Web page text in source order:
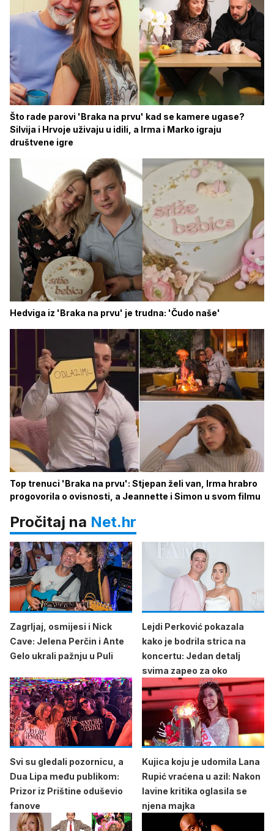
Što rade parovi 'Braka na prvu' kad se kamere ugase?
Silvija i Hrvoje uživaju u idili, a Irma i Marko igraju
društvene igre
Hedviga iz 'Braka na prvu' je trudna: 'Čudo naše'
Top trenuci 'Braka na prvu': Stjepan želi van, Irma hrabro
progovorila o ovisnosti, a Jeannette i Simon u svom filmu
Pročitaj na Net.hr
Zagrljaj, osmijesi i Nick
Cave: Jelena Perčin i Ante
Gelo ukrali pažnju u Puli
Lejdi Perković pokazala
kako je bodrila strica na
koncertu: Jedan detalj
svima zapeo za oko
Svi su gledali pozornicu, a
Dua Lipa među publikom:
Prizor iz Prištine oduševio
fanove
Kujica koju je udomila Lana
Rupić vraćena u azil: Nakon
lavine kritika oglasila se
njena majka